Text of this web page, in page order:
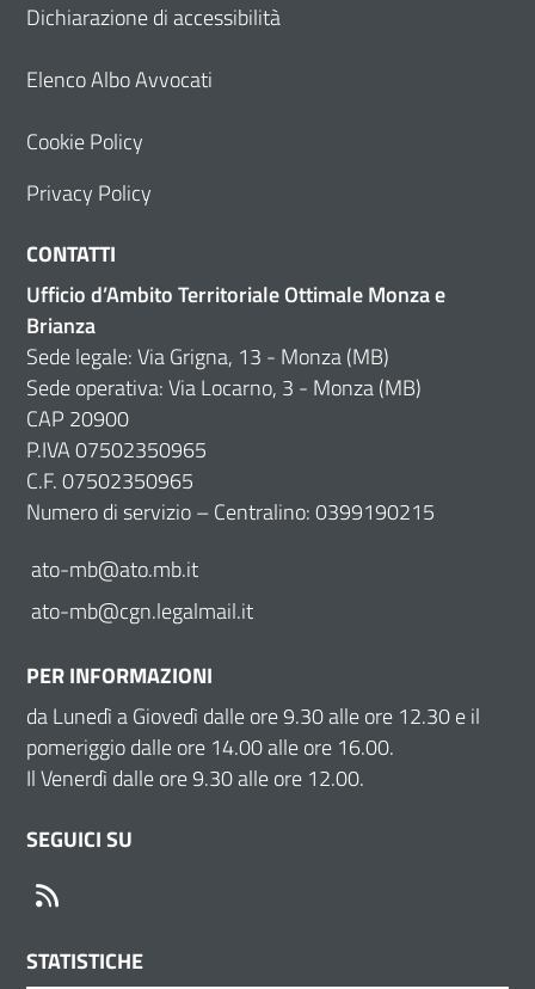
Dichiarazione di accessibilità
Elenco Albo Avvocati
Cookie Policy
Privacy Policy
CONTATTI
Ufficio d’Ambito Territoriale Ottimale Monza e
Brianza
Sede legale: Via Grigna, 13 - Monza (MB)
Sede operativa: Via Locarno, 3 - Monza (MB)
CAP 20900
P.IVA 07502350965
C.F. 07502350965
Numero di servizio – Centralino: 0399190215
ato-mb@ato.mb.it
ato-mb@cgn.legalmail.it
PER INFORMAZIONI
da Lunedì a Giovedì dalle ore 9.30 alle ore 12.30 e il
pomeriggio dalle ore 14.00 alle ore 16.00.
Il Venerdì dalle ore 9.30 alle ore 12.00.
SEGUICI SU
STATISTICHE